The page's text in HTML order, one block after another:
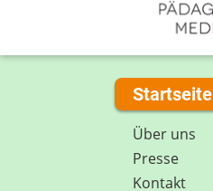
Startseite
Über uns
Presse
Kontakt